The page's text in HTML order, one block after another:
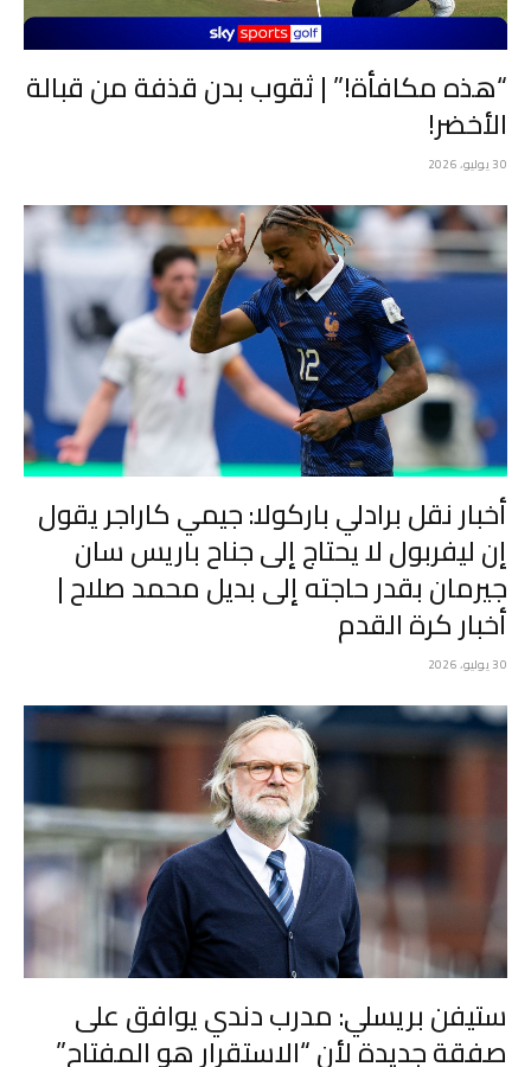
“هذه مكافأة!” | ثقوب بدن قذفة من قبالة
الأخضر!
30 يوليو، 2026
أخبار نقل برادلي باركولا: جيمي كاراجر يقول
إن ليفربول لا يحتاج إلى جناح باريس سان
جيرمان بقدر حاجته إلى بديل محمد صلاح |
أخبار كرة القدم
30 يوليو، 2026
ستيفن بريسلي: مدرب دندي يوافق على
صفقة جديدة لأن “الاستقرار هو المفتاح”